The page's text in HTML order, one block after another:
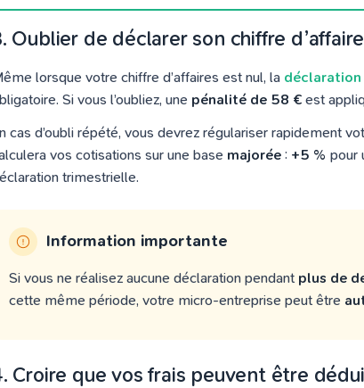
Oublier de déclarer son chiffre
lorsque votre chiffre d’affaires est nul, la déclaration
Si vous l’oubliez, une pénalité de 58 € est
cas d’oubli répété, vous devrez régulariser rapidement
vos cotisations sur une base majorée : +5 % pour
trimestrielle.
Information importante
Si vous ne réalisez aucune déclaration pendant plus de
cette même période, votre micro-entreprise peut être
Croire que vos frais peuvent être